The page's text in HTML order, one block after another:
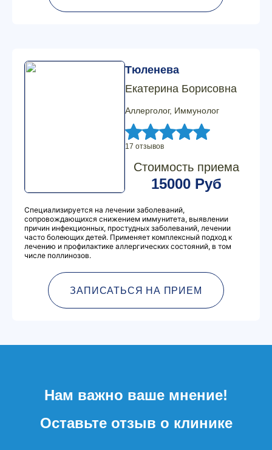
Тюленева
Екатерина Борисовна
Аллерголог, Иммунолог
17 отзывов
Стоимость приема
15000 Руб
Специализируется на лечении заболеваний,
сопровождающихся снижением иммунитета, выявлении
причин инфекционных, простудных заболеваний, лечении
часто болеющих детей. Применяет комплексный подход к
лечению и профилактике аллергических состояний, в том
числе поллинозов.
ЗАПИСАТЬСЯ НА ПРИЕМ
Нам важно ваше мнение!
Оставьте отзыв о клинике